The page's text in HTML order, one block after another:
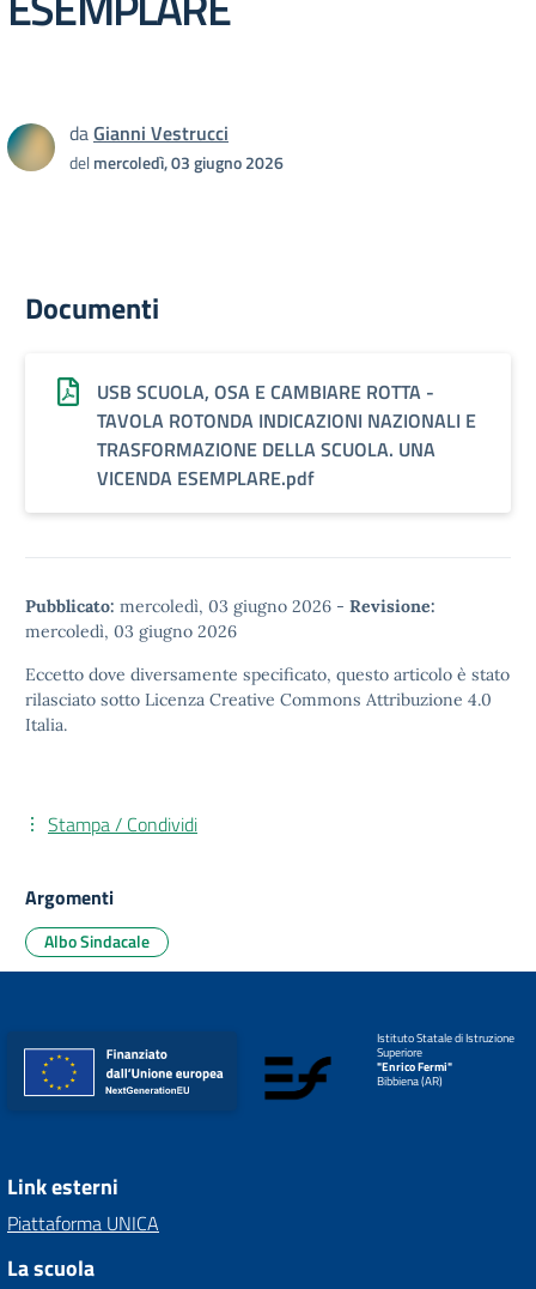
daGianni Vestrucci
delmercoledì, 03 giugno 2026
Documenti
USB SCUOLA, OSA E CAMBIARE ROTTA -
TAVOLA ROTONDA INDICAZIONI NAZIONALI E
TRASFORMAZIONE DELLA SCUOLA. UNA
VICENDA ESEMPLARE.pdf
Pubblicato: mercoledì, 03 giugno 2026 - Revisione:
mercoledì, 03 giugno 2026
Eccetto dove diversamente specificato, questo articolo è stato
rilasciato sotto Licenza Creative Commons Attribuzione 4.0
Italia.
Stampa / Condividi
Argomenti
Albo Sindacale
Istituto Statale di Istruzione
Superiore
"Enrico Fermi"
Bibbiena (AR)
Link esterni
Piattaforma UNICA
La scuola